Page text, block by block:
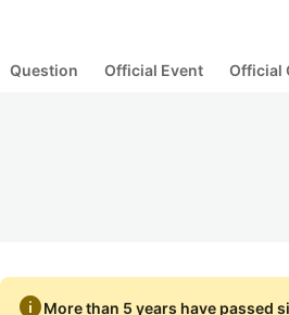
Question Official Event Official
infoMore than 5 years have passed